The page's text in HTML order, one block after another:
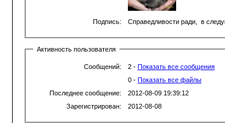
Подпись: Справедливости ради, в
Активность пользователя
Сообщений: 2 - Показать все сообщения
0 - Показать все файлы
Последнее сообщение:
2012-08-09 19:39:12
Зарегистрирован:
2012-08-08